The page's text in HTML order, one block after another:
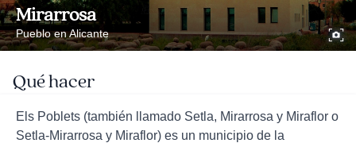
Mirarrosa
Pueblo en Alicante
Qué hacer
Els Poblets (también llamado Setla, Mirarrosa y Miraflor o
Setla-Mirarrosa y Miraflor) es un municipio de la